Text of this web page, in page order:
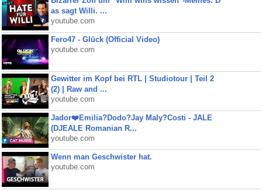
as sagt Willi. ...
youtube.com
Fero47 - Glück (Official Video)
youtube.com
Gewitter im Kopf bei RTL | Studiotour | Teil 2
(2) | Raw and ...
youtube.com
Jador❤️Emilia?Dodo?Jay Maly?Costi - JALE
(DJEALE Romanian R...
youtube.com
Wenn man Geschwister hat.
youtube.com